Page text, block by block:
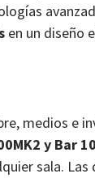
en un diseño
medios e
y Bar
sala.